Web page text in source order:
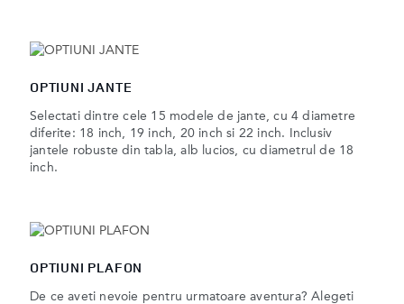
OPTIUNI JANTE
Selectati dintre cele 15 modele de jante, cu 4 diametre
diferite: 18 inch, 19 inch, 20 inch si 22 inch. Inclusiv
jantele robuste din tabla, alb lucios, cu diametrul de 18
inch.
OPTIUNI PLAFON
De ce aveti nevoie pentru urmatoare aventura? Alegeti